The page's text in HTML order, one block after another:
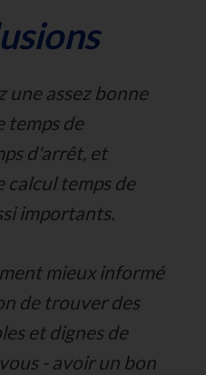
une assez bonne
temps de
d'arrêt, et
calcul temps de
importants.
mieux informé
de trouver des
et dignes de
- avoir un bon